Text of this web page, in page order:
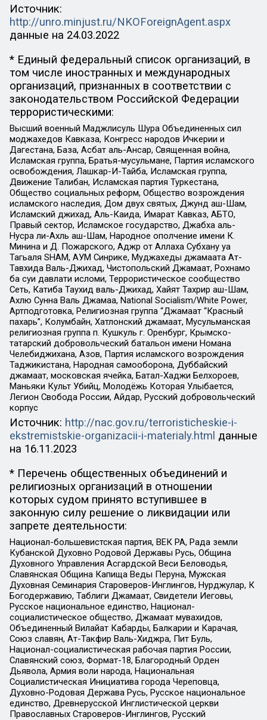
Источник:
http://unro.minjust.ru/NKOForeignAgent.aspx
данные на 24.03.2022
* Единый федеральный список организаций, в
том числе иностранных и международных
организаций, признанных в соответствии с
законодательством Российской Федерации
террористическими:
Высший военный Маджлисуль Шура Объединенных сил
моджахедов Кавказа, Конгресс народов Ичкерии и
Дагестана, База, Асбат аль-Ансар, Священная война,
Исламская группа, Братья-мусульмане, Партия исламского
освобождения, Лашкар-И-Тайба, Исламская группа,
Движение Талибан, Исламская партия Туркестана,
Общество социальных реформ, Общество возрождения
исламского наследия, Дом двух святых, Джунд аш-Шам,
Исламский джихад, Аль-Каида, Имарат Кавказ, АБТО,
Правый сектор, Исламское государство, Джабха аль-
Нусра ли-Ахль аш-Шам, Народное ополчение имени К.
Минина и Д. Пожарского, Аджр от Аллаха Субхану уа
Тагьаля SHAM, АУМ Синрике, Муджахеды джамаата Ат-
Тавхида Валь-Джихад, Чистопольский Джамаат, Рохнамо
ба суи давлати исломи, Террористическое сообщество
Сеть, Катиба Таухид валь-Джихад, Хайят Тахрир аш-Шам,
Ахлю Сунна Валь Джамаа, National Socialism/White Power,
Артподготовка, Религиозная группа “Джамаат “Красный
пахарь”, Колумбайн, Хатлонский джамаат, Мусульманская
религиозная группа п. Кушкуль г. Оренбург, Крымско-
татарский добровольческий батальон имени Номана
Челебиджихана, Азов, Партия исламского возрождения
Таджикистана, Народная самооборона, Дуббайский
джамаат, московская ячейка, Батал-Хаджи Белхороев,
Маньяки Культ Убийц, Молодёжь Которая Улыбается,
Легион Свобода России, Айдар, Русский добровольческий
корпус
Источник: http://nac.gov.ru/terroristicheskie-i-
ekstremistskie-organizacii-i-materialy.html данные
на 16.11.2023
* Перечень общественных объединений и
религиозных организаций в отношении
которых судом принято вступившее в
законную силу решение о ликвидации или
запрете деятельности:
Национал-большевистская партия, ВЕК РА, Рада земли
Кубанской Духовно Родовой Державы Русь, Община
Духовного Управления Асгардской Веси Беловодья,
Славянская Община Капища Веды Перуна, Мужская
Духовная Семинария Староверов-Инглингов, Нурджулар, К
Богодержавию, Таблиги Джамаат, Свидетели Иеговы,
Русское национальное единство, Национал-
социалистическое общество, Джамаат мувахидов,
Объединенный Вилайат Кабарды, Балкарии и Карачая,
Союз славян, Ат-Такфир Валь-Хиджра, Пит Буль,
Национал-социалистическая рабочая партия России,
Славянский союз, Формат-18, Благородный Орден
Дьявола, Армия воли народа, Национальная
Социалистическая Инициатива города Череповца,
Духовно-Родовая Держава Русь, Русское национальное
единство, Древнерусской Инглистической церкви
Православных Староверов-Инглингов, Русский